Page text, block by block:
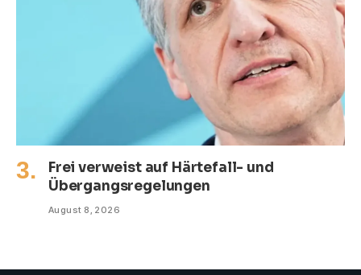
Frei verweist auf Härtefall- und
Übergangsregelungen
August 8, 2026